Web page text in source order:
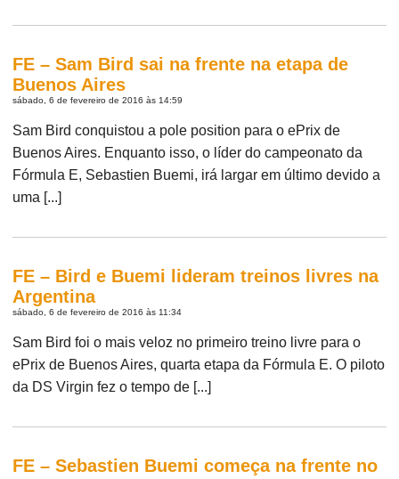
FE – Sam Bird sai na frente na etapa de
Buenos Aires
sábado, 6 de fevereiro de 2016 às 14:59
Sam Bird conquistou a pole position para o ePrix de
Buenos Aires. Enquanto isso, o líder do campeonato da
Fórmula E, Sebastien Buemi, irá largar em último devido a
uma [...]
FE – Bird e Buemi lideram treinos livres na
Argentina
sábado, 6 de fevereiro de 2016 às 11:34
Sam Bird foi o mais veloz no primeiro treino livre para o
ePrix de Buenos Aires, quarta etapa da Fórmula E. O piloto
da DS Virgin fez o tempo de [...]
FE – Sebastien Buemi começa na frente no